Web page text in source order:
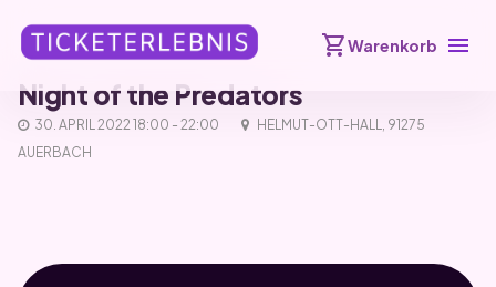
shopping_cartWarenkorb menu
Night of the Predators
30. APRIL 2022 18:00 - 22:00
HELMUT-OTT-HALL, 91275
AUERBACH